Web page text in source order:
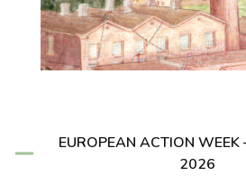
EUROPEAN ACTION WEEK
2026